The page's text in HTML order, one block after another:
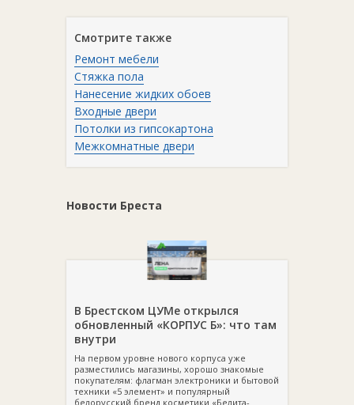
Смотрите также
Ремонт мебели
Стяжка пола
Нанесение жидких обоев
Входные двери
Потолки из гипсокартона
Межкомнатные двери
Новости Бреста
В Брестском ЦУМе открылся
обновленный «КОРПУС Б»: что там
внутри
На первом уровне нового корпуса уже
разместились магазины, хорошо знакомые
покупателям: флагман электроники и бытовой
техники «5 элемент» и популярный
белорусский бренд косметики «Белита-